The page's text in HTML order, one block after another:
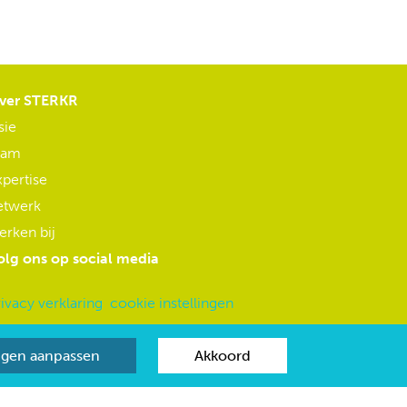
STERKR
bij
ons op social media
verklaring cookie instellingen
aanpassen Akkoord